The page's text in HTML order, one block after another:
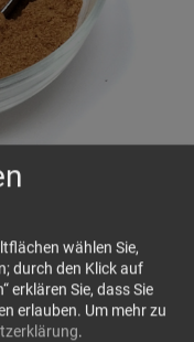
aus der Familie der
wählen Sie,
durch den Klick auf
erklären Sie, dass Sie
erlauben. Um mehr zu
.